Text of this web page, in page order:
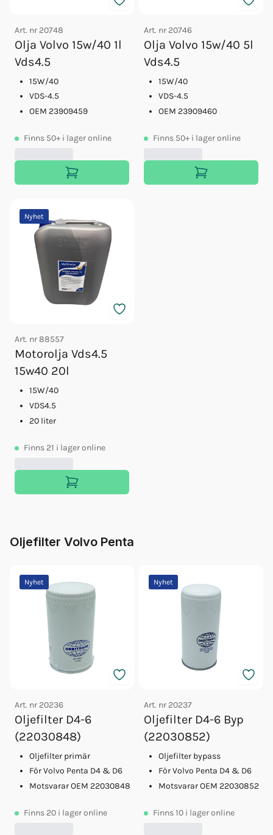
Art. nr 20748
Olja Volvo 15w/40 1l
Vds4.5
15W/40
VDS-4.5
OEM 23909459
Finns 50+ i lager online
Art. nr 20746
Olja Volvo 15w/40 5l
Vds4.5
15W/40
VDS-4.5
OEM 23909460
Finns 50+ i lager online
Nyhet
Art. nr88557
Motorolja Vds4.5
15w40 20l
15W/40
VDS4.5
20 liter
Finns 21 i lager online
Oljefilter Volvo Penta
Nyhet
Art. nr 20236
Oljefilter D4-6
(22030848)
Oljefilter primär
För Volvo Penta D4 & D6
Motsvarar OEM 22030848
Finns 20 i lager online
Nyhet
Art. nr 20237
Oljefilter D4-6 Byp
(22030852)
Oljefilter bypass
För Volvo Penta D4 & D6
Motsvarar OEM 22030852
Finns10 i lager online